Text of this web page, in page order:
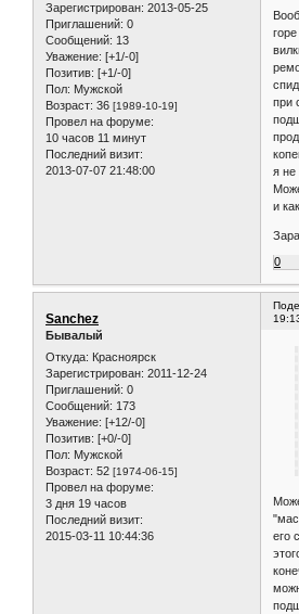
Зарегистрирован: 2013-05-25
Приглашений: 0
Сообщений: 13
Уважение: [+1/-0]
Позитив: [+1/-0]
Пол: Мужской
Возраст: 36 [1989-10-19]
Провел на форуме:
10 часов 11 минут
Последний визит:
2013-07-07 21:48:00
при
я не
и
0
Sanchez
Бывалый
Откуда: Красноярск
Зарегистрирован: 2011-12-24
Приглашений: 0
Сообщений: 173
Уважение: [+12/-0]
Позитив: [+0/-0]
Пол: Мужской
Возраст: 52 [1974-06-15]
Провел на форуме:
3 дня 19 часов
Последний визит:
2015-03-11 10:44:36
его